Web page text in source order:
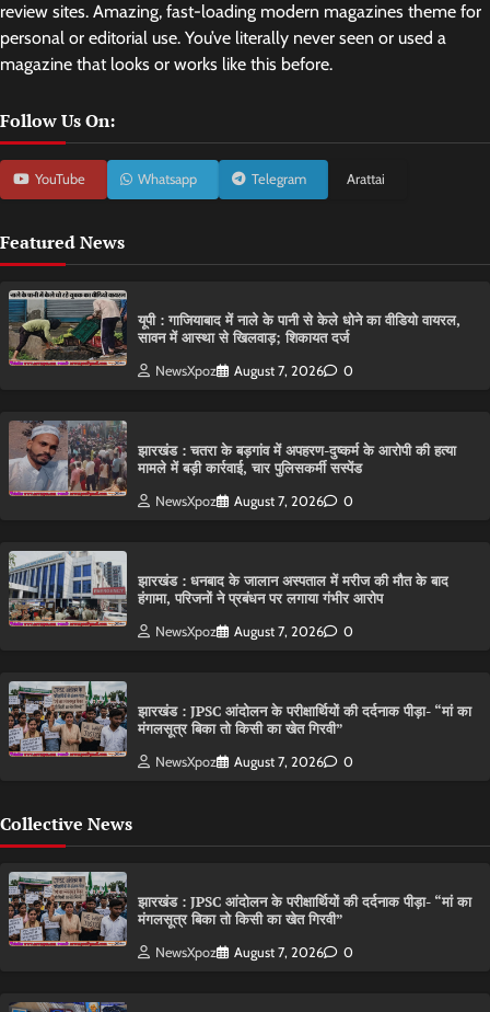
review sites. Amazing, fast-loading modern magazines theme for
personal or editorial use. You’ve literally never seen or used a
magazine that looks or works like this before.
Follow Us On:
YouTube Whatsapp Telegram Arattai
Featured News
यूपी : गाजियाबाद में नाले के पानी से केले धोने का वीडियो वायरल,
सावन में आस्था से खिलवाड़; शिकायत दर्ज
NewsXpoz August 7, 2026 0
झारखंड : चतरा के बड़गांव में अपहरण-दुष्कर्म के आरोपी की हत्या
मामले में बड़ी कार्रवाई, चार पुलिसकर्मी सस्पेंड
NewsXpoz August 7, 2026 0
झारखंड : धनबाद के जालान अस्पताल में मरीज की मौत के बाद
हंगामा, परिजनों ने प्रबंधन पर लगाया गंभीर आरोप
NewsXpoz August 7, 2026 0
झारखंड : JPSC आंदोलन के परीक्षार्थियों की दर्दनाक पीड़ा- “मां का
मंगलसूत्र बिका तो किसी का खेत गिरवी”
NewsXpoz August 7, 2026 0
Collective News
झारखंड : JPSC आंदोलन के परीक्षार्थियों की दर्दनाक पीड़ा- “मां का
मंगलसूत्र बिका तो किसी का खेत गिरवी”
NewsXpoz August 7, 2026 0